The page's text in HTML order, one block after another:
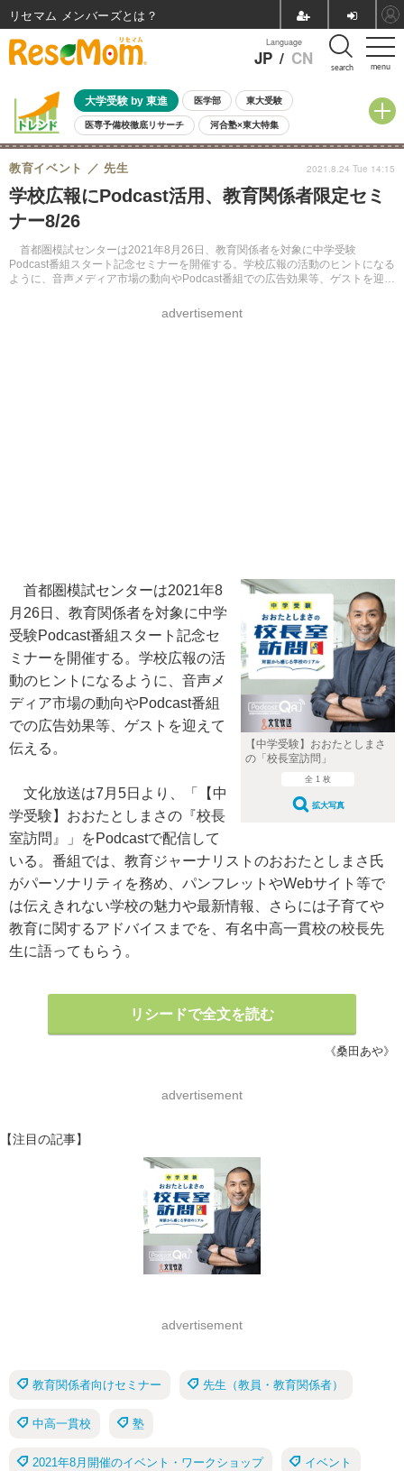
menu
Language
JP / CN search
大学受験 by 東進 医学部 東大受験
医専予備校徹底リサーチ 河合塾×東大特集
親子で考える大学選び 高校受験 中学受験 小学校受験
共通テスト 夏休み
8月開催イベント・WS 全国公立高校 過去問 人気記事
自由研究教材（小学生向け）
学校広報にPodcast活用、教育関係者限定セミ
ナー8/26
首都圏模試センターは2021年8月26日、教育関係者を対象に中学受験
Podcast番組スタート記念セミナーを開催する。学校広報の活動のヒントになる
ように、音声メディア市場の動向やPodcast番組での広告効果等、ゲストを迎え
教育イベント 先生
advertisement
2021.8.24 Tue 14:15
【中学受験】おおたとしまさ
の「校長室訪問」
全 1 枚
拡大写真
首都圏模試センターは2021年8
月26日、教育関係者を対象に中学
受験Podcast番組スタート記念セ
ミナーを開催する。学校広報の活
動のヒントになるように、音声メ
ディア市場の動向やPodcast番組
での広告効果等、ゲストを迎えて
伝える。
文化放送は7月5日より、「【中
学受験】おおたとしまさの『校長
室訪問』」をPodcastで配信して
いる。番組では、教育ジャーナリストのおおたとしまさ氏
がパーソナリティを務め、パンフレットやWebサイト等で
は伝えきれない学校の魅力や最新情報、さらには子育てや
教育に関するアドバイスまでを、有名中高一貫校の校長先
生に語ってもらう。
リシードで全文を読む
《桑田あや》
advertisement
【注目の記事】
advertisement
教育関係者向けセミナー 先生（教員・教育関係者）
中高一貫校 塾
2021年8月開催のイベント・ワークショップ イベント
リセマム メンバーズ